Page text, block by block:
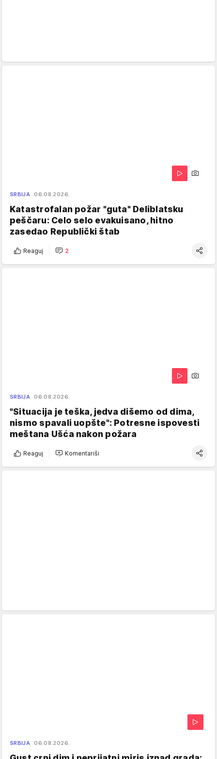
SRBIJA 06.08.2026.
Katastrofalan požar "guta" Deliblatsku
peščaru: Celo selo evakuisano, hitno
zasedao Republički štab
Reaguj 2
SRBIJA 06.08.2026.
"Situacija je teška, jedva dišemo od dima,
nismo spavali uopšte": Potresne ispovesti
meštana Ušća nakon požara
Reaguj Komentariši
SRBIJA 06.08.2026.